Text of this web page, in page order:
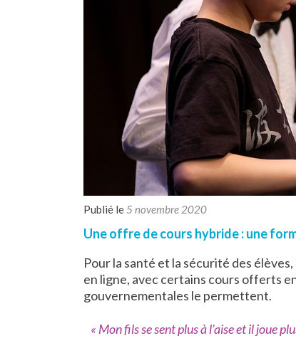
Publié le 5 novembre 2020
Une offre de cours hybride : une
Pour la santé et la sécurité des
en ligne, avec certains cours offerts
gouvernementales le permettent.
« Mon fils se sent plus à l’aise et il joue